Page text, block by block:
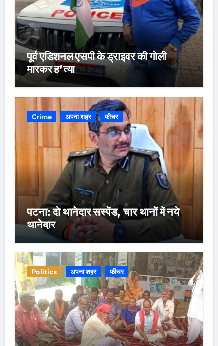
पूर्व एडिशनल एसपी के ड्राइवर की गोली
मारकर ह’त्या
Crime अपना शहर फीचर
पटना: दो थानेदार सस्पेंड, चार थानों में नये
थानेदार
Politics अपना शहर फीचर